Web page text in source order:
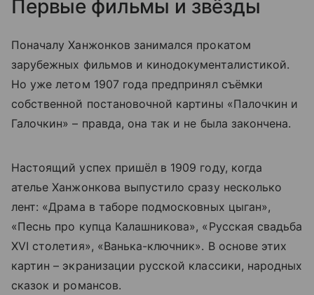
Первые фильмы и звёзды
Поначалу Ханжонков занимался прокатом
зарубежных фильмов и кинодокументалистикой.
Но уже летом 1907 года предпринял съёмки
собственной постановочной картины «Палочкин и
Галочкин» – правда, она так и не была закончена.
Настоящий успех пришёл в 1909 году, когда
ателье Ханжонкова выпустило сразу несколько
лент: «Драма в таборе подмосковных цыган»,
«Песнь про купца Калашникова», «Русская свадьба
XVI столетия», «Ванька-ключник». В основе этих
картин – экранизации русской классики, народных
сказок и романсов.